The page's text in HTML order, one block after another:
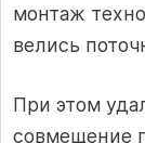
монтаж
велись
При этом
совмещение